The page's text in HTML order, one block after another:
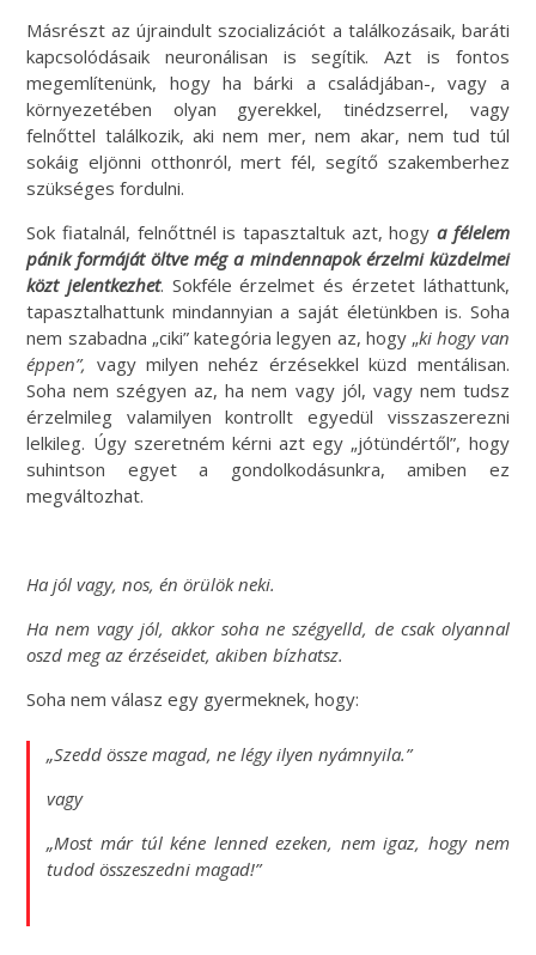
Másrészt az újraindult szocializációt a találkozásaik, baráti
kapcsolódásaik neuronálisan is segítik. Azt is fontos
megemlítenünk, hogy ha bárki a családjában-, vagy a
környezetében olyan gyerekkel, tinédzserrel, vagy
felnőttel találkozik, aki nem mer, nem akar, nem tud túl
sokáig eljönni otthonról, mert fél, segítő szakemberhez
szükséges fordulni.
Sok fiatalnál, felnőttnél is tapasztaltuk azt, hogy a félelem
pánik formáját öltve még a mindennapok érzelmi küzdelmei
közt jelentkezhet. Sokféle érzelmet és érzetet láthattunk,
tapasztalhattunk mindannyian a saját életünkben is. Soha
nem szabadna „ciki” kategória legyen az, hogy „ki hogy van
éppen”, vagy milyen nehéz érzésekkel küzd mentálisan.
Soha nem szégyen az, ha nem vagy jól, vagy nem tudsz
érzelmileg valamilyen kontrollt egyedül visszaszerezni
lelkileg. Úgy szeretném kérni azt egy „jótündértől”, hogy
suhintson egyet a gondolkodásunkra, amiben ez
megváltozhat.
Ha jól vagy, nos, én örülök neki.
Ha nem vagy jól, akkor soha ne szégyelld, de csak olyannal
oszd meg az érzéseidet, akiben bízhatsz.
Soha nem válasz egy gyermeknek, hogy:
„Szedd össze magad, ne légy ilyen nyámnyila.”
vagy
„Most már túl kéne lenned ezeken, nem igaz, hogy nem
tudod összeszedni magad!”